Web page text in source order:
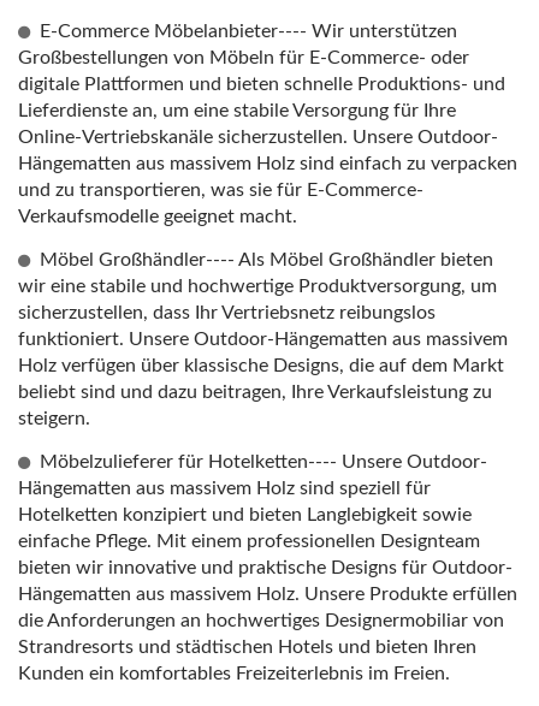
E-Commerce Möbelanbieter---- Wir unterstützen
Großbestellungen von Möbeln für E-Commerce- oder
digitale Plattformen und bieten schnelle Produktions- und
Lieferdienste an, um eine stabile Versorgung für Ihre
Online-Vertriebskanäle sicherzustellen. Unsere Outdoor-
Hängematten aus massivem Holz sind einfach zu verpacken
und zu transportieren, was sie für E-Commerce-
Verkaufsmodelle geeignet macht.
Möbel Großhändler---- Als Möbel Großhändler bieten
wir eine stabile und hochwertige Produktversorgung, um
sicherzustellen, dass Ihr Vertriebsnetz reibungslos
funktioniert. Unsere Outdoor-Hängematten aus massivem
Holz verfügen über klassische Designs, die auf dem Markt
beliebt sind und dazu beitragen, Ihre Verkaufsleistung zu
steigern.
Möbelzulieferer für Hotelketten---- Unsere Outdoor-
Hängematten aus massivem Holz sind speziell für
Hotelketten konzipiert und bieten Langlebigkeit sowie
einfache Pflege. Mit einem professionellen Designteam
bieten wir innovative und praktische Designs für Outdoor-
Hängematten aus massivem Holz. Unsere Produkte erfüllen
die Anforderungen an hochwertiges Designermobiliar von
Strandresorts und städtischen Hotels und bieten Ihren
Kunden ein komfortables Freizeiterlebnis im Freien.